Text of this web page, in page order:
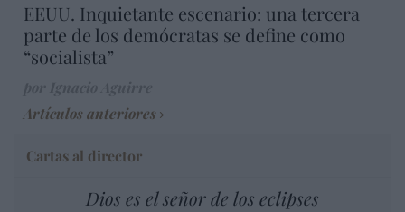
EEUU. Inquietante escenario: una tercera
parte de los demócratas se define como
“socialista”
Artículos anteriores
Cartas al director
Dios es el señor de los eclipses